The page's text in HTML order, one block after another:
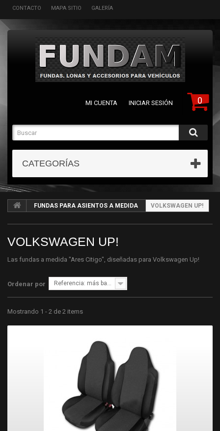
CONTACTO MAPA SITIO GALERÍA
0
MI CUENTA INICIAR SESIÓN
CATEGORÍAS
FUNDAS PARA ASIENTOS A MEDIDA VOLKSWAGEN UP!
VOLKSWAGEN UP!
Las fundas a medida "Ares Citigo", diseñadas para Volkswagen Up!
Ordenar por Referencia: más bajo primero
Mostrando 1 - 2 de 2 items